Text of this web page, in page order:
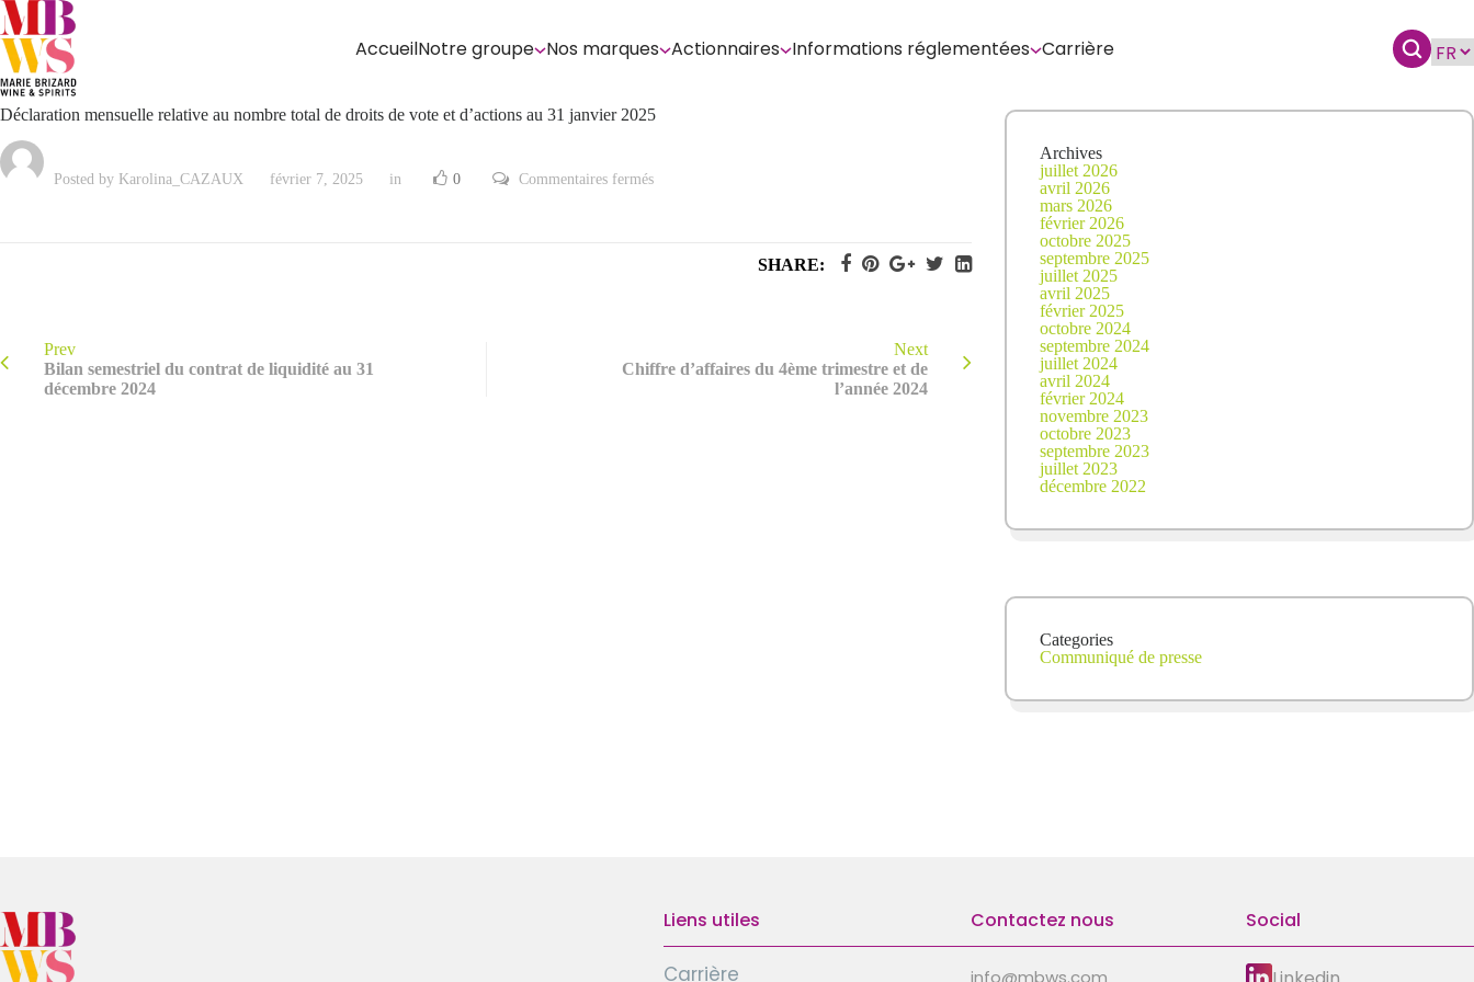
AccueilNotre groupe Nos marques Actionnaires Informations réglementées Carrière
Déclaration mensuelle relative au nombre total de droits de vote et d’actions au 31 janvier 2025
Posted by Karolina_CAZAUX février 7, 2025 in 0 Commentaires ferméssur
d’actions
au
SHARE:
Prev
Bilan semestriel du contrat de liquidité au 31
décembre 2024
Next
Chiffre d’affaires du 4ème trimestre et de
l’année 2024
Archives
juillet 2026
avril 2026
mars 2026
février 2026
octobre 2025
septembre 2025
juillet 2025
avril 2025
février 2025
octobre 2024
septembre 2024
juillet 2024
avril 2024
février 2024
novembre 2023
octobre 2023
septembre 2023
juillet 2023
décembre 2022
Categories
Communiqué de presse
Liens utiles
Carrière
Contactez nous
info@mbws.com
Social